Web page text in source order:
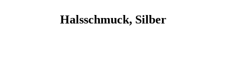
Halsschmuck, Silber